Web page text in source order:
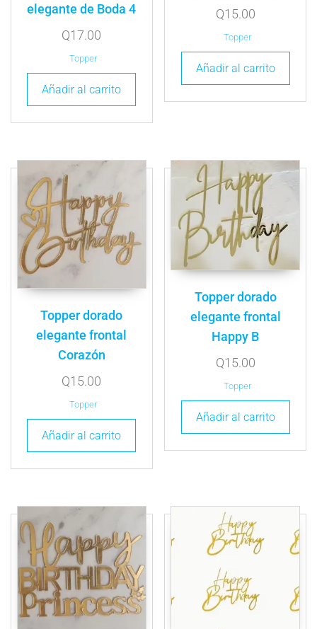
elegante de Boda 4
Q17.00
Topper
Añadir al carrito
Q15.00
Topper
Añadir al carrito
Topper dorado
elegante frontal
Corazón
Q15.00
Topper
Añadir al carrito
Topper dorado
elegante frontal
Happy B
Q15.00
Topper
Añadir al carrito